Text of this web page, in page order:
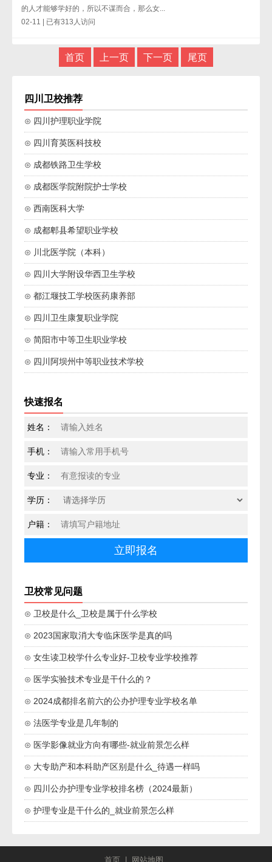
的人才能够学好的，所以不谋而合，那么女...
02-11 | 已有313人访问
首页 上一页 下一页 尾页
四川卫校推荐
⊙ 四川护理职业学院
⊙ 四川育英医科技校
⊙ 成都铁路卫生学校
⊙ 成都医学院附院护士学校
⊙ 西南医科大学
⊙ 成都郫县希望职业学校
⊙ 川北医学院（本科）
⊙ 四川大学附设华西卫生学校
⊙ 都江堰技工学校医药康养部
⊙ 四川卫生康复职业学院
⊙ 简阳市中等卫生职业学校
⊙ 四川阿坝州中等职业技术学校
快速报名
姓名：
手机：
专业：
学历：
户籍：
卫校常见问题
⊙ 卫校是什么_卫校是属于什么学校
⊙ 2023国家取消大专临床医学是真的吗
⊙ 女生读卫校学什么专业好-卫校专业学校推荐
⊙ 医学实验技术专业是干什么的？
⊙ 2024成都排名前六的公办护理专业学校名单
⊙ 法医学专业是几年制的
⊙ 医学影像就业方向有哪些-就业前景怎么样
⊙ 大专助产和本科助产区别是什么_待遇一样吗
⊙ 四川公办护理专业学校排名榜（2024最新）
⊙ 护理专业是干什么的_就业前景怎么样
首页| 网站地图